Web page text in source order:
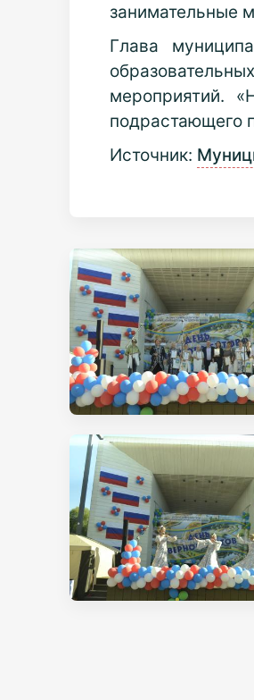
занимательные
Глава
мероприятий.
подрастающего
Источник: